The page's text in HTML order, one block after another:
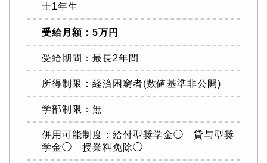
士1年生
受給月額：5万円
受給期間：最長2年間
所得制限：経済困窮者(数値基準非公開)
学部制限：無
併用可能制度：給付型奨学金◯ 貸与型奨
学金◯ 授業料免除◯